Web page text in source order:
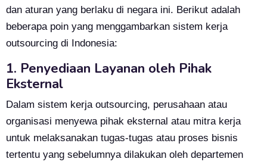
dan aturan yang berlaku di negara ini. Berikut adalah
beberapa poin yang menggambarkan sistem kerja
outsourcing di Indonesia:
1. Penyediaan Layanan oleh Pihak
Eksternal
Dalam sistem kerja outsourcing, perusahaan atau
organisasi menyewa pihak eksternal atau mitra kerja
untuk melaksanakan tugas-tugas atau proses bisnis
tertentu yang sebelumnya dilakukan oleh departemen